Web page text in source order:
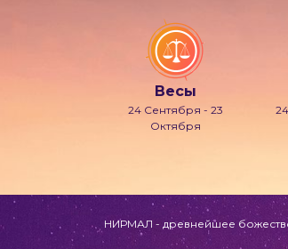
Весы
24 Сентября - 23
Октября
НИРМАЛ - древнейшее